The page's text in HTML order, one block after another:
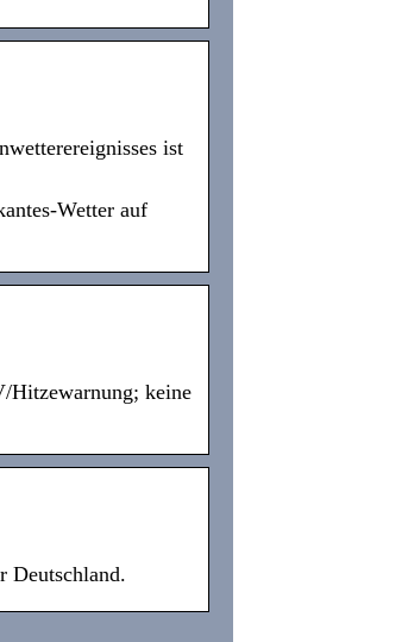
ist
Wetter auf
Hitzewarnung; keine
Deutschland.